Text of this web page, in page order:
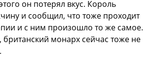
он потерял вкус. Король
и сообщил, что тоже проходит
и с ним произошло то же самое.
монарх сейчас тоже не